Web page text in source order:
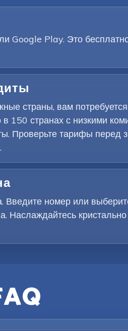
Google Play. Это
страны, вам
150 странах с низкими
Проверьте тарифы перед
номер или
Наслаждайтесь